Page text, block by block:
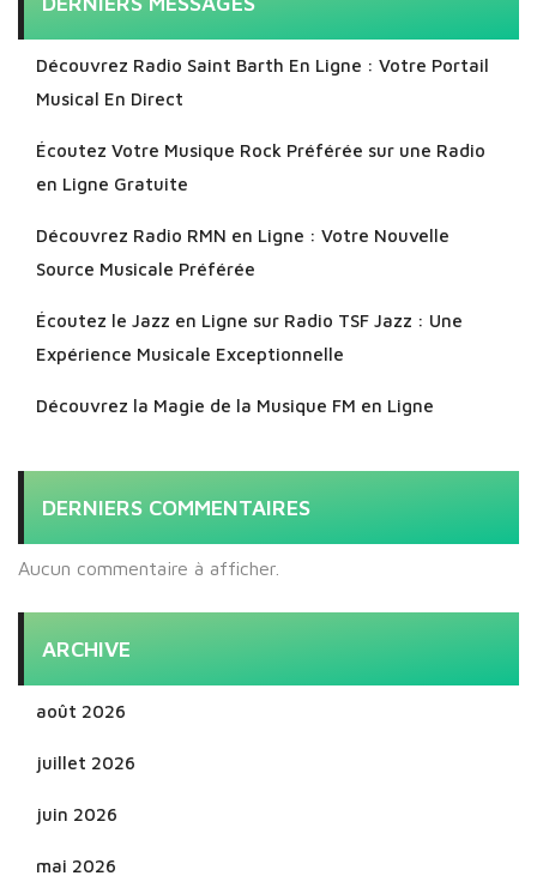
Découvrez Radio Saint Barth En Ligne : Votre Portail
Musical En Direct
Écoutez Votre Musique Rock Préférée sur une Radio
en Ligne Gratuite
Découvrez Radio RMN en Ligne : Votre Nouvelle
Source Musicale Préférée
Écoutez le Jazz en Ligne sur Radio TSF Jazz : Une
Expérience Musicale Exceptionnelle
Découvrez la Magie de la Musique FM en Ligne
DERNIERS COMMENTAIRES
Aucun commentaire à afficher.
ARCHIVE
août 2026
juillet 2026
juin 2026
mai 2026